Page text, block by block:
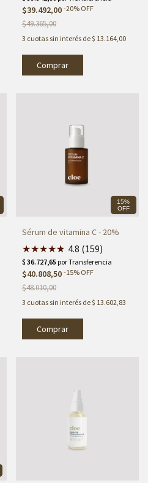
$39.492,00 -20% OFF
$49.365,00
3 cuotas sin interés de$ 13.164,00
15%
OFF
Sérum de vitamina C - 20%
★★★★★
★ 4.8 (159)
$40.808,50 -15% OFF
$48.010,00
3 cuotas sin interés de$ 13.602,83